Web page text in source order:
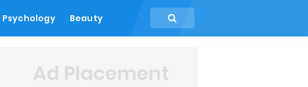
Psychology Beauty
Ad Placement